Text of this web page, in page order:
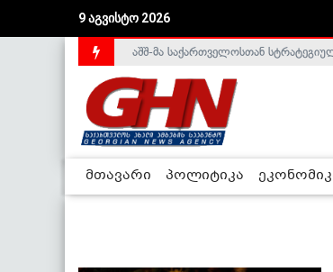
9 აგვისტო 2026
აშშ-მა საქართველოსთან
მთავარი პოლიტიკა